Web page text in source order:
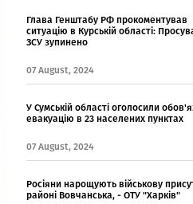
Глава Генштабу РФ прокоментував
ситуацію в Курській області:
ЗСУ зупинено
07 August, 2024
У Сумській області оголосили
евакуацію в 23 населених пунктах
07 August, 2024
Росіяни нарощують військову
районі Вовчанська, - ОТУ "Харків"